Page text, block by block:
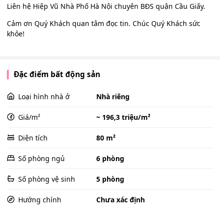
Liên hệ Hiệp Vũ Nhà Phố Hà Nội chuyên BĐS quận Cầu Giấy.
Cảm ơn Quý Khách quan tâm đọc tin. Chúc Quý Khách sức
khỏe!
Đặc điểm bất động sản
Loại hình nhà ở Nhà riêng
Giá/m² ~ 196,3 triệu/m²
Diện tích 80 m²
Số phòng ngủ 6 phòng
Số phòng vệ sinh 5 phòng
Hướng chính Chưa xác định